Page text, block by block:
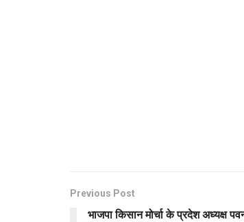
Previous Post
भाजपा किसान मोर्चा के प्रदेश अध्यक्ष